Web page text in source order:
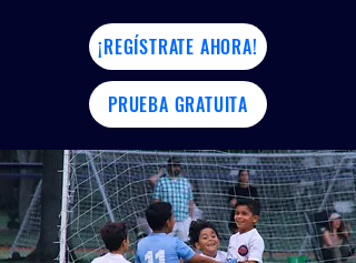
¡REGÍSTRATE AHORA!
PRUEBA GRATUITA